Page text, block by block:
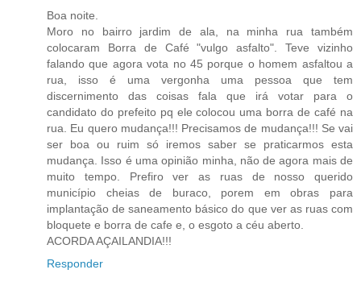
Boa noite.
Moro no bairro jardim de ala, na minha rua também
colocaram Borra de Café "vulgo asfalto". Teve vizinho
falando que agora vota no 45 porque o homem asfaltou a
rua, isso é uma vergonha uma pessoa que tem
discernimento das coisas fala que irá votar para o
candidato do prefeito pq ele colocou uma borra de café na
rua. Eu quero mudança!!! Precisamos de mudança!!! Se vai
ser boa ou ruim só iremos saber se praticarmos esta
mudança. Isso é uma opinião minha, não de agora mais de
muito tempo. Prefiro ver as ruas de nosso querido
município cheias de buraco, porem em obras para
implantação de saneamento básico do que ver as ruas com
bloquete e borra de cafe e, o esgoto a céu aberto.
ACORDA AÇAILANDIA!!!
Responder